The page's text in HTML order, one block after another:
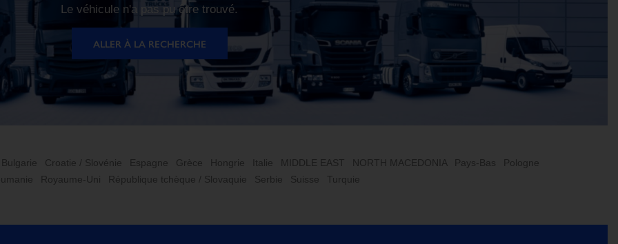
Le véhicule n'a pas pu être trouvé.
ALLER À LA RECHERCHE
Bulgarie Croatie / Slovénie Espagne Grèce Hongrie Italie MIDDLE EAST NORTH MACEDONIA Pays-Bas
Pologne
Royaume-Uni République tchèque / Slovaquie Serbie Suisse Turquie